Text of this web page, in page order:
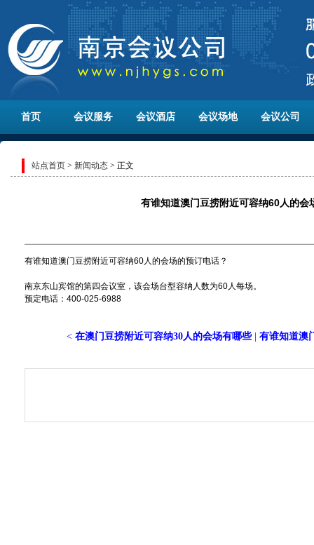
首页 会议服务 会议酒店 会议场地 会议公司
站点首页 > 新闻动态 > 正文
有谁知道澳门豆捞附近可容纳60人的会
有谁知道澳门豆捞附近可容纳60人的会场的预订电话？
南京东山宾馆的第四会议室，该会场台型容纳人数为60人每场。
预定电话：400-025-6988
< 在澳门豆捞附近可容纳30人的会场有哪些| 有谁知道澳